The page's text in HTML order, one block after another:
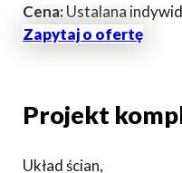
Cena:Ustalana
Zapytaj o ofertę
Projekt
Układ ścian,